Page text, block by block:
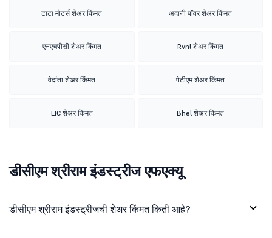
टाटा मोटर्स शेअर किंमत अदानी पॉवर शेअर किंमत
एनएचपीसी शेअर किंमत Rvnl शेअर किंमत
वेदांता शेअर किंमत पेटीएम शेअर किंमत
LIC शेअर किंमत Bhel शेअर किंमत
डीसीएम श्रीराम इंडस्ट्रीज एफएक्यू
डीसीएम श्रीराम इंडस्ट्रीजची शेअर किंमत किती आहे?